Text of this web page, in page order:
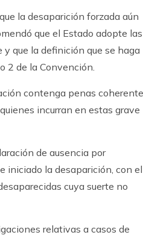
la desaparición forzada aún
que el Estado adopte las
que la definición que se haga
2 de la Convención.
contenga penas
incurran en estas grave
de ausencia por
iniciado la desaparición, con el
cuya suerte no
relativas a casos de